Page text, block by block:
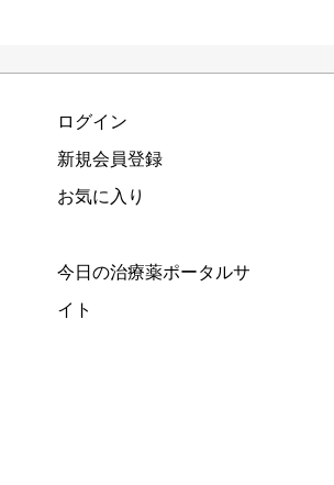
ログイン
新規会員登録
お気に入り
今日の治療薬ポータルサ
イト